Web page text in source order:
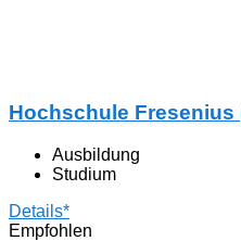
Hochschule
Ausbildung
Studium
Details*
Empfohlen